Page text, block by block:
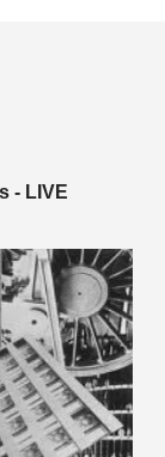
- LIVE